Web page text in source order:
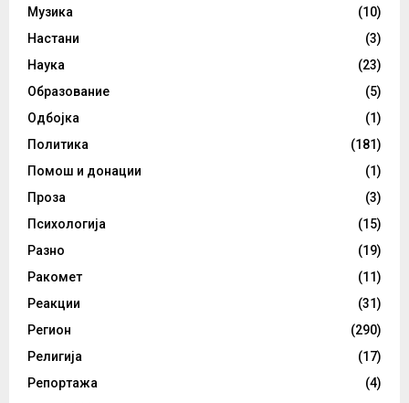
Музика
(10)
Настани
(3)
Наука
(23)
Образование
(5)
Одбојка
(1)
Политика
(181)
Помош и донации
(1)
Проза
(3)
Психологија
(15)
Разно
(19)
Ракомет
(11)
Реакции
(31)
Регион
(290)
Религија
(17)
Репортажа
(4)